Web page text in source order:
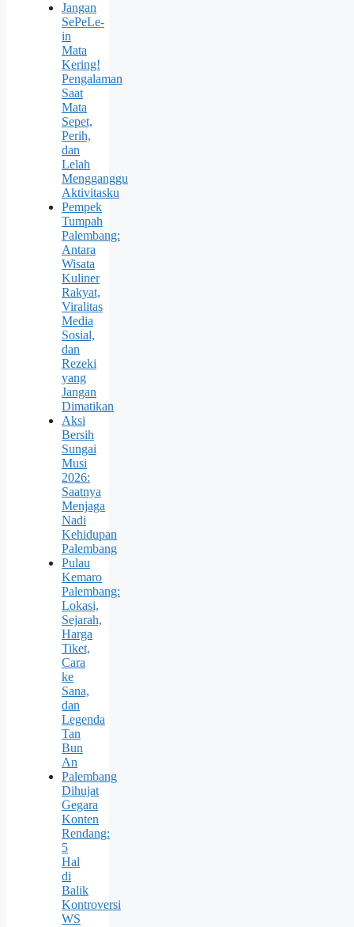
Jangan
SePeLe-
in
Mata
Kering!
Pengalaman
Saat
Mata
Sepet,
Perih,
dan
Lelah
Mengganggu
Aktivitasku
Pempek
Tumpah
Palembang:
Antara
Wisata
Kuliner
Rakyat,
Viralitas
Media
Sosial,
dan
Rezeki
yang
Jangan
Dimatikan
Aksi
Bersih
Sungai
Musi
2026:
Saatnya
Menjaga
Nadi
Kehidupan
Palembang
Pulau
Kemaro
Palembang:
Lokasi,
Sejarah,
Harga
Tiket,
Cara
ke
Sana,
dan
Legenda
Tan
Bun
An
Palembang
Dihujat
Gegara
Konten
Rendang:
5
Hal
di
Balik
Kontroversi
WS